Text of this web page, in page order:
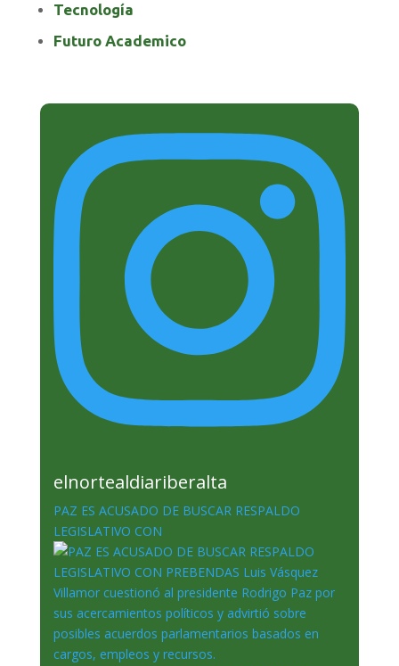
Tecnología
Futuro Academico
elnortealdiariberalta
PAZ ES ACUSADO DE BUSCAR RESPALDO
LEGISLATIVO CON